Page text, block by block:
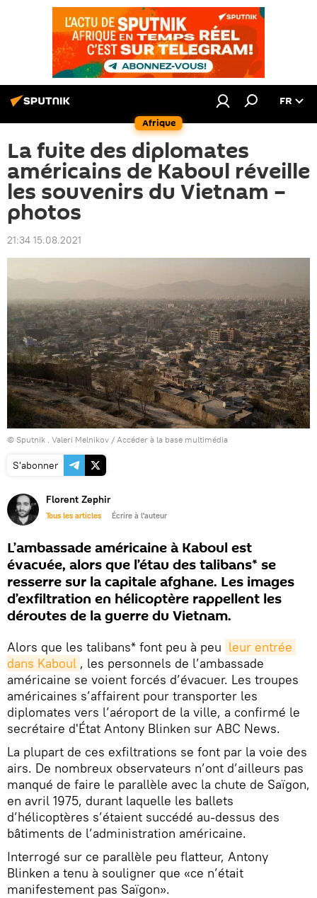
Afrique
FR
La fuite des diplomates
américains de Kaboul réveille
les souvenirs du Vietnam –
photos
21:34 15.08.2021
© Sputnik . Valeri Melnikov / Accéder à la base multimédia
S'abonner
Florent Zephir
Tous les articles Écrire à l'auteur
L’ambassade américaine à Kaboul est
évacuée, alors que l’étau des talibans* se
resserre sur la capitale afghane. Les images
d’exfiltration en hélicoptère rappellent les
déroutes de la guerre du Vietnam.
Alors que les talibans* font peu à peu leur entrée
dans Kaboul , les personnels de l’ambassade
américaine se voient forcés d’évacuer. Les troupes
américaines s’affairent pour transporter les
diplomates vers l’aéroport de la ville, a confirmé le
secrétaire d'État Antony Blinken sur ABC News.
La plupart de ces exfiltrations se font par la voie des
airs. De nombreux observateurs n’ont d’ailleurs pas
manqué de faire le parallèle avec la chute de Saïgon,
en avril 1975, durant laquelle les ballets
d’hélicoptères s’étaient succédé au-dessus des
bâtiments de l’administration américaine.
Interrogé sur ce parallèle peu flatteur, Antony
Blinken a tenu à souligner que «ce n’était
manifestement pas Saïgon».